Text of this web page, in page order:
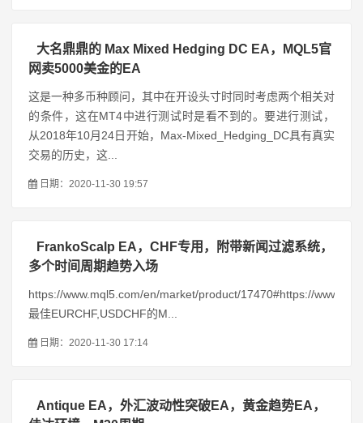
大名鼎鼎的 Max Mixed Hedging DC EA，MQL5官
网卖5000美金的EA
这是一种多币种顾问，其中在开设头寸时同时考虑两个相关对
的条件，这在MT4中进行测试时是看不到的。要进行测试，
从2018年10月24日开始，Max-Mixed_Hedging_DC具有真实
交易的历史，这...
日期：2020-11-30 19:57
FrankoScalp EA，CHF专用，附带新闻过滤系统，
多个时间周期趋势入场
https://www.mql5.com/en/market/product/17470#https://
最佳EURCHF,USDCHF的M...
日期：2020-11-30 17:14
Antique EA，外汇波动性突破EA，黄金趋势EA，